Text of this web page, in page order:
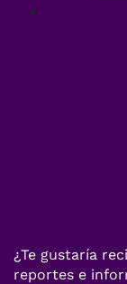
¿Te gustaría
reportes e